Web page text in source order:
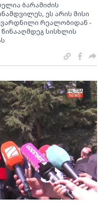
ბარამიძის
ეს არის მისი
რეალობიდან -
წინააღმდეგ სისხლის